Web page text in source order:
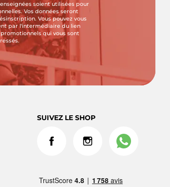
soient utilisées pour
Vos données seront
Vous pouvez vous
par l'intermédiaire du lien
qui vous sont
SUIVEZ LE SHOP